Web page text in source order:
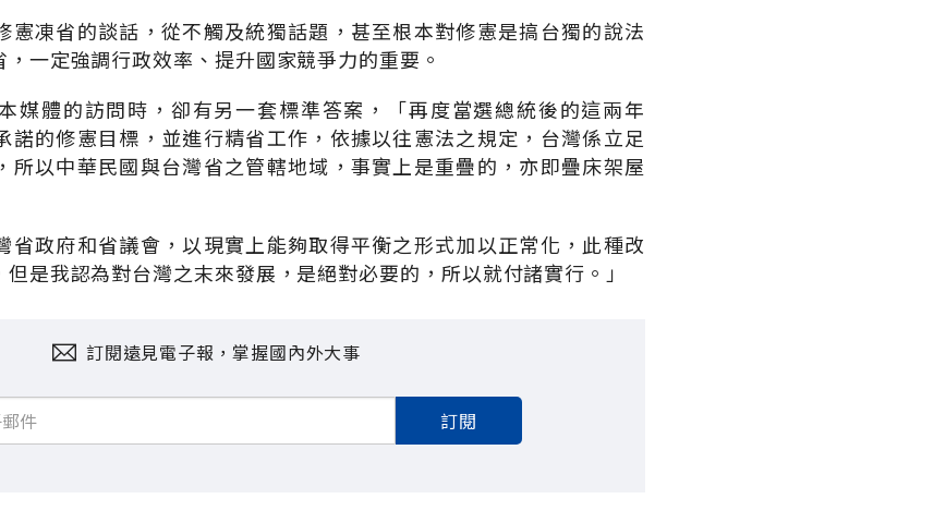
憲凍省的談話，從不觸及統獨話題，甚至根本對修憲是搞台獨的說法
一定強調行政效率、提升國家競爭力的重要。
媒體的訪問時，卻有另一套標準答案，「再度當選總統後的這兩年
諾的修憲目標，並進行精省工作，依據以往憲法之規定，台灣係立足
所以中華民國與台灣省之管轄地域，事實上是重疊的，亦即疊床架屋
省政府和省議會，以現實上能夠取得平衡之形式加以正常化，此種改
是我認為對台灣之末來發展，是絕對必要的，所以就付諸實行。」
訂閱遠見電子報，掌握國內外大事
訂閱